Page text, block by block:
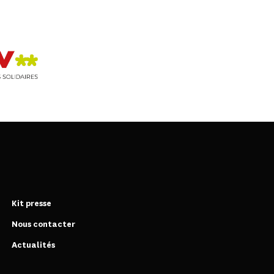
Kit presse
Nous contacter
Actualités